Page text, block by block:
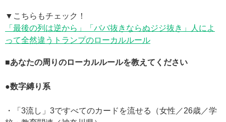
▼こちらもチェック！
「最後の列は逆から」「ババ抜きならぬジジ抜き」人によ
って全然違うトランプのローカルルール
■あなたの周りのローカルルールを教えてください
●数字縛り系
・「3流し」3ですべてのカードを流せる（女性／26歳／学